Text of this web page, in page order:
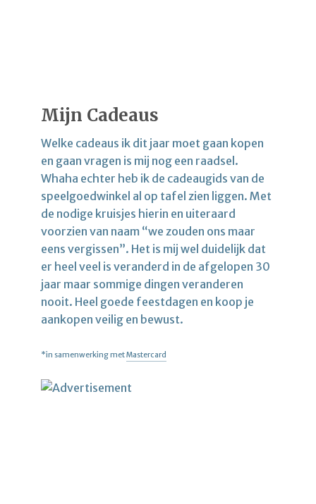
Mijn Cadeaus
Welke cadeaus ik dit jaar moet gaan kopen
en gaan vragen is mij nog een raadsel.
Whaha echter heb ik de cadeaugids van de
speelgoedwinkel al op tafel zien liggen. Met
de nodige kruisjes hierin en uiteraard
voorzien van naam “we zouden ons maar
eens vergissen”. Het is mij wel duidelijk dat
er heel veel is veranderd in de afgelopen 30
jaar maar sommige dingen veranderen
nooit. Heel goede feestdagen en koop je
aankopen veilig en bewust.
*in samenwerking metMastercard